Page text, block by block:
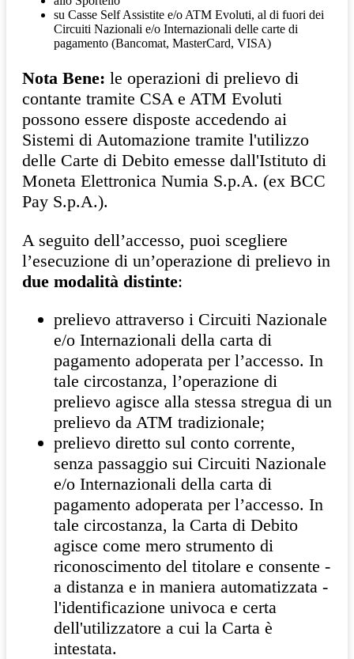
su Casse Self Assistite e/o ATM Evoluti, al di fuori dei
Circuiti Nazionali e/o Internazionali delle carte di
pagamento (Bancomat, MasterCard, VISA)
Nota Bene: le operazioni di prelievo di
contante tramite CSA e ATM Evoluti
possono essere disposte accedendo ai
Sistemi di Automazione tramite l'utilizzo
delle Carte di Debito emesse dall'Istituto di
Moneta Elettronica Numia S.p.A. (ex BCC
Pay S.p.A.).
A seguito dell’accesso, puoi scegliere
l’esecuzione di un’operazione di prelievo in
due modalità distinte:
prelievo attraverso i Circuiti Nazionale
e/o Internazionali della carta di
pagamento adoperata per l’accesso. In
tale circostanza, l’operazione di
prelievo agisce alla stessa stregua di un
prelievo da ATM tradizionale;
prelievo diretto sul conto corrente,
senza passaggio sui Circuiti Nazionale
e/o Internazionali della carta di
pagamento adoperata per l’accesso. In
tale circostanza, la Carta di Debito
agisce come mero strumento di
riconoscimento del titolare e consente -
a distanza e in maniera automatizzata -
l'identificazione univoca e certa
dell'utilizzatore a cui la Carta è
intestata.